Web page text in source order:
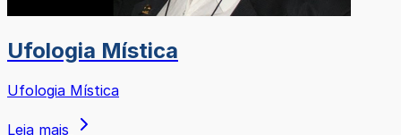
Ufologia Mística
Ufologia Mística
Leia mais